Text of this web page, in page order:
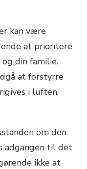
kan være
at prioritere
din familie.
at forstyrre
i luften,
om den
adgangen til det
ikke at